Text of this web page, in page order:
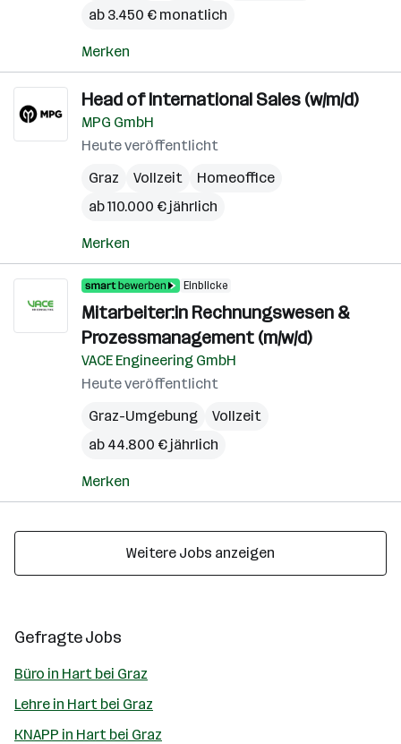
ab 3.450 € monatlich
Merken
Head of International Sales (w/m/d)
MPG GmbH
Heute veröffentlicht
Graz
Vollzeit
Homeoffice
ab 110.000 € jährlich
Merken
Einblicke
Mitarbeiter:in Rechnungswesen &
Prozessmanagement (m/w/d)
VACE Engineering GmbH
Heute veröffentlicht
Graz-Umgebung
Vollzeit
ab 44.800 € jährlich
Merken
Weitere Jobs anzeigen
Gefragte Jobs
Büro in Hart bei Graz
Lehre in Hart bei Graz
KNAPP in Hart bei Graz